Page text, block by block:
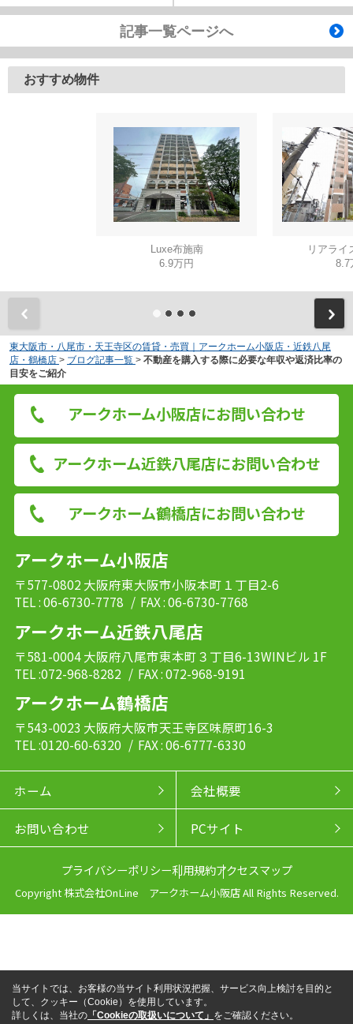
記事一覧ページへ
おすすめ物件
Luxe布施南
6.9万円
リアライ
8.7
東大阪市・八尾市・天王寺区の賃貸・売買｜アークホーム小阪店・近鉄八尾
店・鶴橋店 > ブログ記事一覧 > 不動産を購入する際に必要な年収や返済比率の
目安をご紹介
アークホーム小阪店にお問い合わせ
アークホーム近鉄八尾店にお問い合わせ
アークホーム鶴橋店にお問い合わせ
アークホーム小阪店
〒577-0802 大阪府東大阪市小阪本町１丁目2-6
TEL : 06-6730-7778 / FAX : 06-6730-7768
アークホーム近鉄八尾店
〒581-0004 大阪府八尾市東本町３丁目6-13WINビル 1F
TEL :072-968-8282 / FAX : 072-968-9191
アークホーム鶴橋店
〒543-0023 大阪府大阪市天王寺区味原町16-3
TEL :0120-60-6320 / FAX : 06-6777-6330
ホーム 会社概要
お問い合わせ PCサイト
プライバシーポリシー利用規約アクセスマップ
Copyright 株式会社OnLine アークホーム小阪店 All Rights Reserved.
当サイトでは、お客様の当サイト利用状況把握、サービス向上検討を目的と
して、クッキー（Cookie）を使用しています。
詳しくは、当社の 「Cookieの取扱いについて」 をご確認ください。